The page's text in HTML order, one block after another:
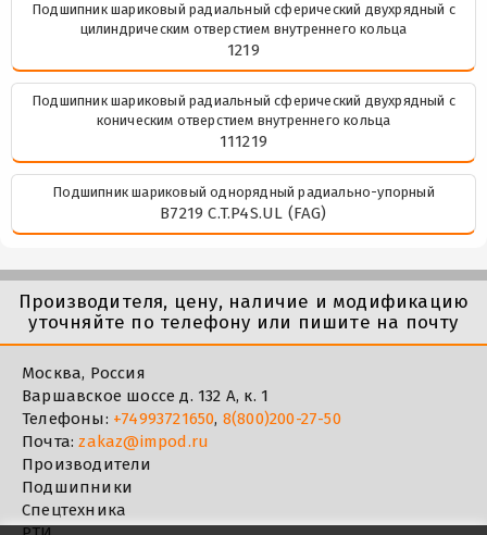
Подшипник шариковый радиальный сферический двухрядный с
цилиндрическим отверстием внутреннего кольца
1219
Подшипник шариковый радиальный сферический двухрядный с
коническим отверстием внутреннего кольца
111219
Подшипник шариковый однорядный радиально-упорный
B7219 C.T.P4S.UL (FAG)
Производителя, цену, наличие и модификацию
уточняйте по телефону или пишите на почту
Москва, Россия
Варшавское шоссе д. 132 А, к. 1
Телефоны: +74993721650, 8(800)200-27-50
Почта:zakaz@impod.ru
Производители
Подшипники
Спецтехника